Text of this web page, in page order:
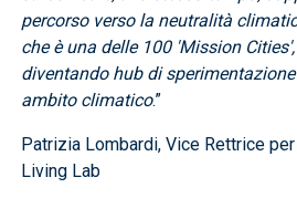
percorso verso la neutralità
che è una delle 100 'Mission
diventando hub di
ambito climatico.”
Patrizia Lombardi, Vice Rettrice
Living Lab